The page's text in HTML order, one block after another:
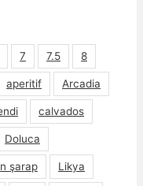
7 7.5 8
aperitif Arcadia
calvados
Doluca
şarap Likya